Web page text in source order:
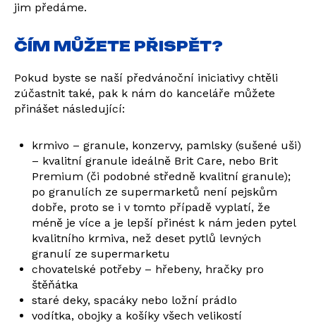
jim předáme.
ČÍM MŮŽETE PŘISPĚT?
Pokud byste se naší předvánoční iniciativy chtěli
zúčastnit také, pak k nám do kanceláře můžete
přinášet následující:
krmivo – granule, konzervy, pamlsky (sušené uši)
– kvalitní granule ideálně Brit Care, nebo Brit
Premium (či podobné středně kvalitní granule);
po granulích ze supermarketů není pejskům
dobře, proto se i v tomto případě vyplatí, že
méně je více a je lepší přinést k nám jeden pytel
kvalitního krmiva, než deset pytlů levných
granulí ze supermarketu
chovatelské potřeby – hřebeny, hračky pro
štěňátka
staré deky, spacáky nebo ložní prádlo
vodítka, obojky a košíky všech velikostí